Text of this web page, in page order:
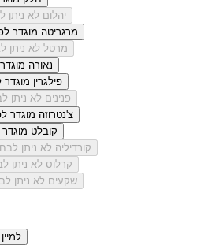
יהלום לא ניתן
מרגריטה מוגדר
מרטל לא ניתן
נאורה
פילגרין מוגדר
פנינים לא ניתן
צ'נטרוזה מוגדר
קובלט
קורדיליה לא ניתן
קרלוס לא ניתן
שקעים לא ניתן